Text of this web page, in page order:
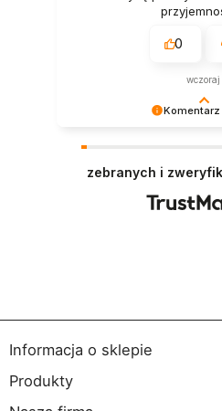
Komentarz
że jesteśmy na właściwym
pozdrowieniami, obsługa
0
wczoraj
zebranych i
Informacja o sklepie
Produkty